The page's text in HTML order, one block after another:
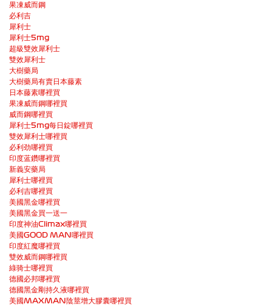
果凍威而鋼
必利吉
犀利士
犀利士5mg
超級雙效犀利士
雙效犀利士
大樹藥局
大樹藥局有賣日本藤素
日本藤素哪裡買
果凍威而鋼哪裡買
威而鋼哪裡買
犀利士5mg每日錠哪裡買
雙效犀利士哪裡買
必利劲哪裡買
印度蓝鑽哪裡買
新義安藥局
犀利士哪裡買
必利吉哪裡買
美國黑金哪裡買
美國黑金買一送一
印度神油Climax哪裡買
美國GOOD MAN哪裡買
印度紅魔哪裡買
雙效威而鋼哪裡買
綠骑士哪裡買
德國必邦哪裡買
德國黑金剛持久液哪裡買
美國MAXMAN陰莖增大膠囊哪裡買